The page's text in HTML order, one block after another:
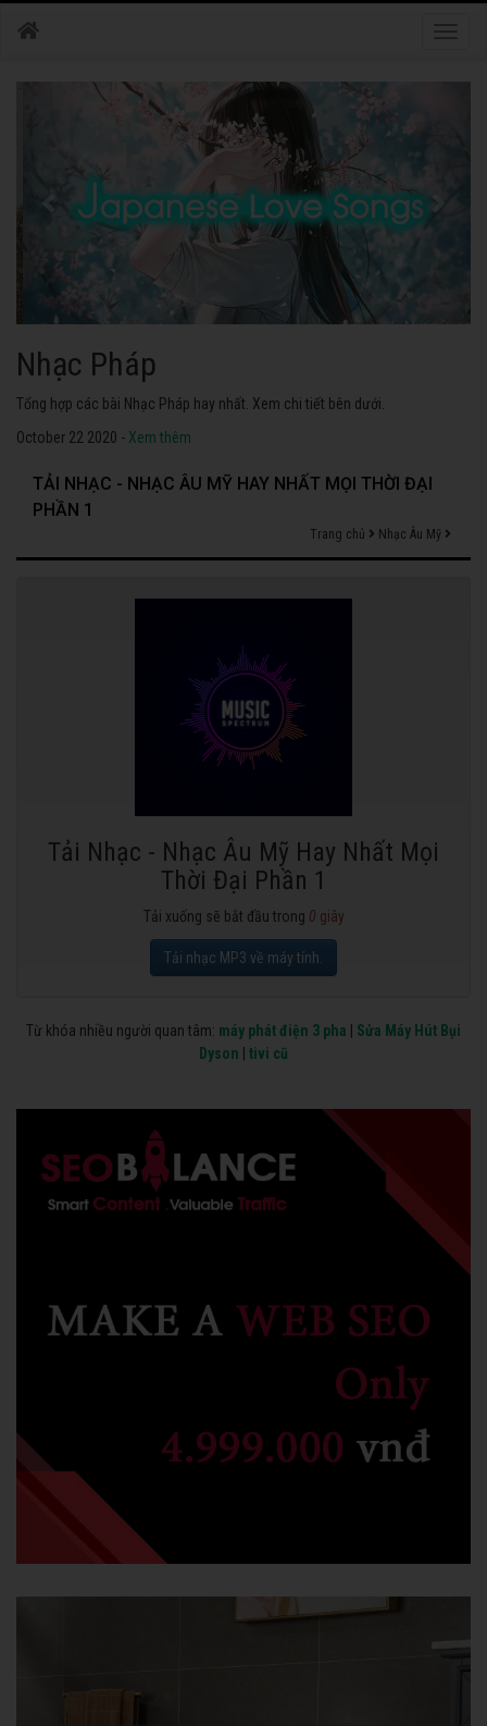
Nhạc Nhật Bản
Tuyển tập các bài Nhạc Nhật Bản hay nhất. Không thể không nghe thử.
October 22 2020 - Xem thêm
TẢI NHẠC - NHẠC ÂU MỸ HAY NHẤT MỌI THỜI ĐẠI
PHẦN 1
Trang chủ Nhạc Âu Mỹ
Tải Nhạc - Nhạc Âu Mỹ Hay Nhất Mọi
Thời Đại Phần 1
Tải xuống sẽ bắt đầu trong 0 giây
Tải nhạc MP3 về máy tính.
Từ khóa nhiều người quan tâm: máy phát điện 3 pha
Sửa Máy Hút Bụi
Dyson
tivi cũ